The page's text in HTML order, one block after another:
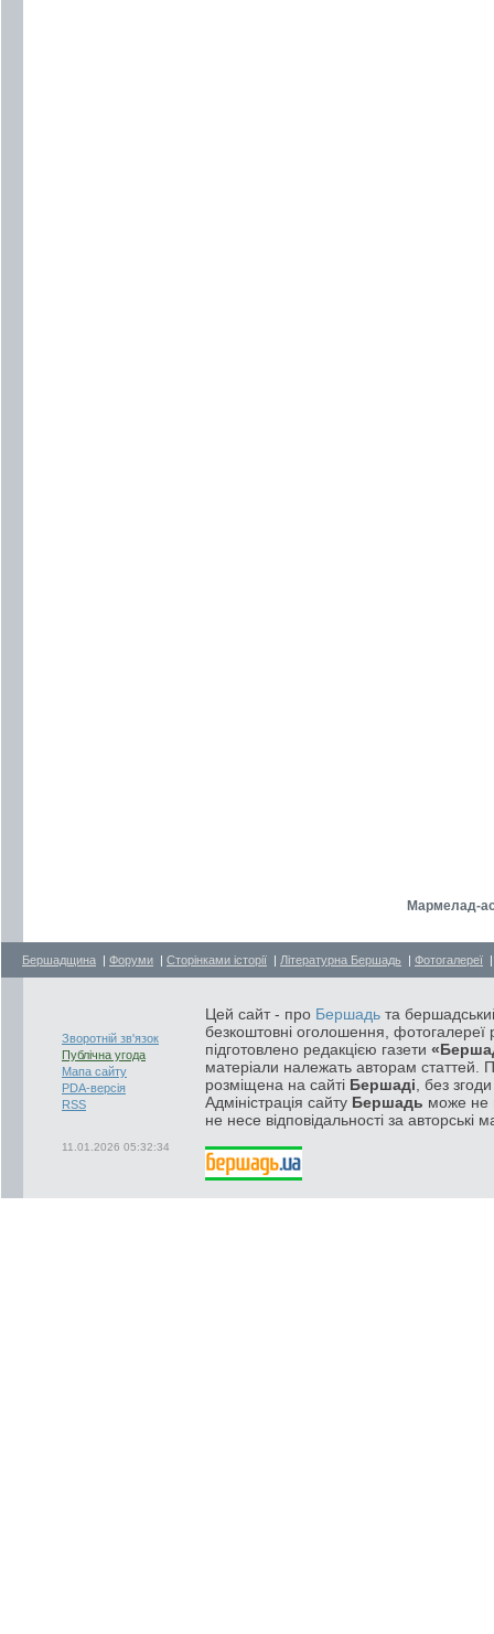
Мармелад-
Бершадщина | Форуми | Сторінками історії | Літературна Бершадь | Фотогалереї
Зворотній зв'язок
Публічна угода
Мапа сайту
PDA-версія
RSS
11.01.2026 05:32:34
Цей сайт - про Бершадь та
безкоштовні оголошення, фотогалереї
підготовлено редакцією газети
матеріали належать авторам статтей.
розміщена на сайті Бершаді , без
Адміністрація сайту Бершадь може не
не несе відповідальності за авторські